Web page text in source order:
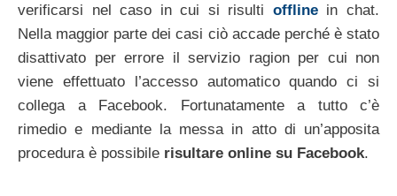
verificarsi nel caso in cui si risulti offlinein chat.
Nella maggior parte dei casi ciò accade perché è stato
disattivato per errore il servizio ragion per cui non
viene effettuato l’accesso automatico quando ci si
collega a Facebook. Fortunatamente a tutto c’è
rimedio e mediante la messa in atto di un’apposita
procedura è possibile risultare online su Facebook.